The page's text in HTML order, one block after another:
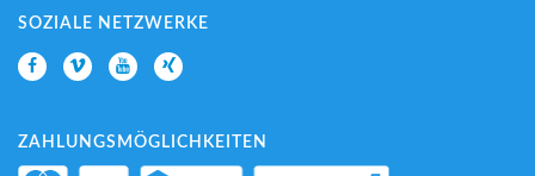
SOZIALE NETZWERKE
ZAHLUNGSMÖGLICHKEITEN